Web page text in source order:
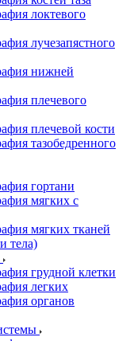
локтевого
лучезапястного
нижней
плечевого
плечевой кости
тазобедренного
гортани
мягких с
мягких тканей
тела)
грудной клетки
легких
органов